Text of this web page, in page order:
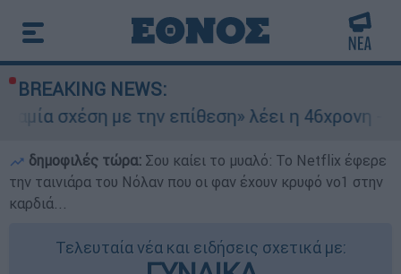
BREAKING NEWS:
την επίθεση» λέει η 46χρονη - Τι
δημοφιλές τώρα: Σου καίει το μυαλό: Το Netflix έφερε
την ταινιάρα του Νόλαν που οι φαν έχουν κρυφό νο1 στην
καρδιά...
Τελευταία νέα και ειδήσεις σχετικά με: